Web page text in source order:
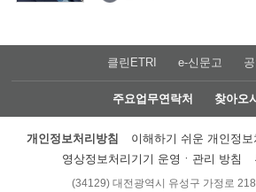
클린ETRI e-신문고
주요업무연락처 찾아오
개인정보처리방침 이해하기 쉬운 개인정보
영상정보처리기기 운영ㆍ관리 방침
(34129) 대전광역시 유성구 가정로